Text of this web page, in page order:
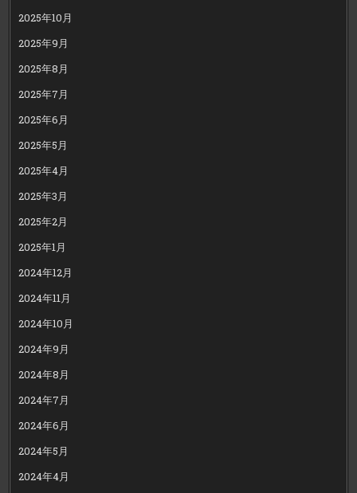
2025年10月
2025年9月
2025年8月
2025年7月
2025年6月
2025年5月
2025年4月
2025年3月
2025年2月
2025年1月
2024年12月
2024年11月
2024年10月
2024年9月
2024年8月
2024年7月
2024年6月
2024年5月
2024年4月